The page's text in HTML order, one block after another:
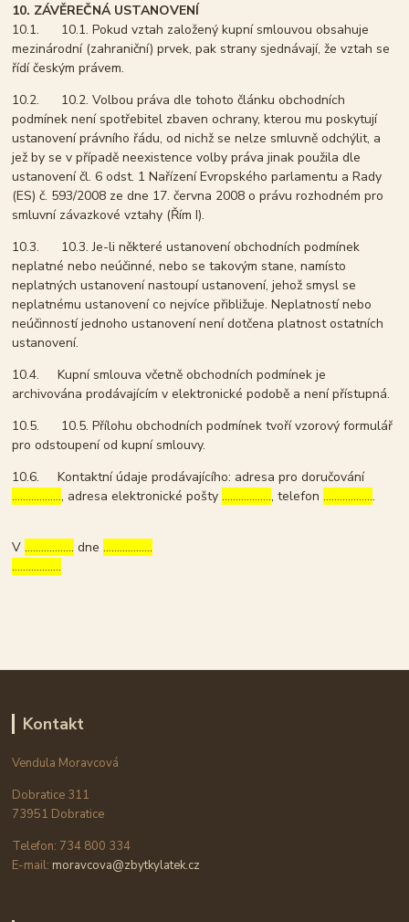
10. ZÁVĚREČNÁ USTANOVENÍ
10.1. 10.1. Pokud vztah založený kupní smlouvou obsahuje
mezinárodní (zahraniční) prvek, pak strany sjednávají, že vztah se
řídí českým právem.
10.2. 10.2. Volbou práva dle tohoto článku obchodních
podmínek není spotřebitel zbaven ochrany, kterou mu poskytují
ustanovení právního řádu, od nichž se nelze smluvně odchýlit, a
jež by se v případě neexistence volby práva jinak použila dle
ustanovení čl. 6 odst. 1 Nařízení Evropského parlamentu a Rady
(ES) č. 593/2008 ze dne 17. června 2008 o právu rozhodném pro
smluvní závazkové vztahy (Řím I).
10.3. 10.3. Je-li některé ustanovení obchodních podmínek
neplatné nebo neúčinné, nebo se takovým stane, namísto
neplatných ustanovení nastoupí ustanovení, jehož smysl se
neplatnému ustanovení co nejvíce přibližuje. Neplatností nebo
neúčinností jednoho ustanovení není dotčena platnost ostatních
ustanovení.
10.4. Kupní smlouva včetně obchodních podmínek je
archivována prodávajícím v elektronické podobě a není přístupná.
10.5. 10.5. Přílohu obchodních podmínek tvoří vzorový formulář
pro odstoupení od kupní smlouvy.
10.6. Kontaktní údaje prodávajícího: adresa pro doručování
………………, adresa elektronické pošty………………, telefon……………….
V……………… dne………………
………………
Kontakt
Vendula Moravcová
Dobratice 311
73951 Dobratice
Telefon: 734 800 334
E-mail: moravcova@zbytkylatek.cz